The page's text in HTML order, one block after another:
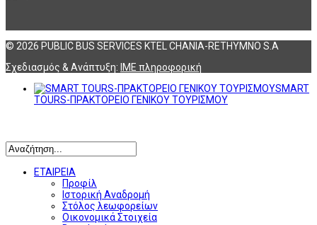
© 2026 PUBLIC BUS SERVICES KTEL CHANIA-RETHYMNO S.A
Σχεδιασμός & Ανάπτυξη: ΙΜΕ πληροφορική
SMART
TOURS-ΠΡΑΚΤΟΡΕΙΟ ΓΕΝΙΚΟΥ ΤΟΥΡΙΣΜΟΥ
ΕΤΑΙΡΕΙΑ
Προφίλ
Ιστορική Αναδρομή
Στόλος λεωφορείων
Οικονομικά Στοιχεία